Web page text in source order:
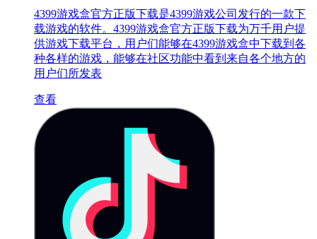
4399游戏盒官方正版下载是4399游戏公司发行的一款下
载游戏的软件。4399游戏盒官方正版下载为万千用户提
供游戏下载平台，用户们能够在4399游戏盒中下载到各
种各样的游戏，能够在社区功能中看到来自各个地方的
用户们所发表
查看